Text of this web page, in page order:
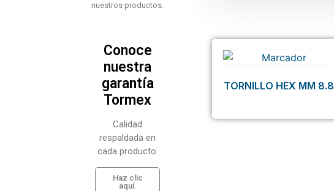
nuestros productos.
Conoce
nuestra
garantía
Tormex
Calidad
respaldada en
cada producto.
Haz clic
aquí.
TORNILLO HEX MM 8.8